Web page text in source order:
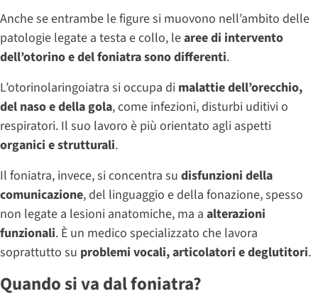
Anche se entrambe le figure si muovono nell’ambito delle
patologie legate a testa e collo, learee di intervento
dell’otorino e del foniatra sono differenti.
L’otorinolaringoiatra si occupa di malattie dell’orecchio,
del naso e della gola, come infezioni, disturbi uditivi o
respiratori. Il suo lavoro è più orientato agli aspetti
organici e strutturali.
Il foniatra, invece, si concentra su disfunzioni della
comunicazione, del linguaggio e della fonazione, spesso
non legate a lesioni anatomiche, ma a alterazioni
funzionali. È un medico specializzato che lavora
soprattutto su problemi vocali, articolatori e deglutitori.
Quando si va dal foniatra?